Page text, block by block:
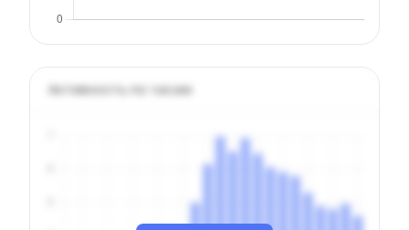
Активность по часам